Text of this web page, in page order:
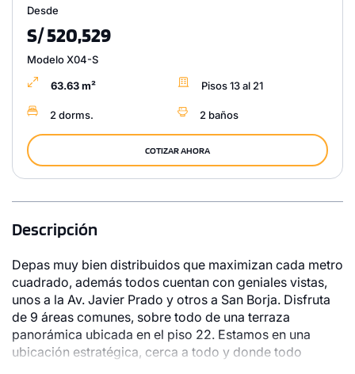
Desde
S/ 520,529
Modelo X04-S
63.63 m² Pisos 13 al 21
2 dorms. 2 baños
COTIZAR AHORA
Descripción
Depas muy bien distribuidos que maximizan cada metro
cuadrado, además todos cuentan con geniales vistas,
unos a la Av. Javier Prado y otros a San Borja. Disfruta
de 9 áreas comunes, sobre todo de una terraza
panorámica ubicada en el piso 22. Estamos en una
ubicación estratégica, cerca a todo y donde todo